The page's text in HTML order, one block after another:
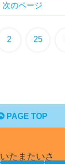
次のページ
2 25
PAGE TOP
たまたいさ